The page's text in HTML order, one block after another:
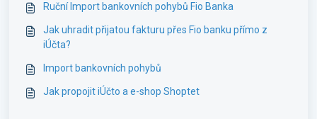
Ruční Import bankovních pohybů Fio Banka
Jak uhradit přijatou fakturu přes Fio banku přímo z
iÚčta?
Import bankovních pohybů
Jak propojit iÚčto a e-shop Shoptet